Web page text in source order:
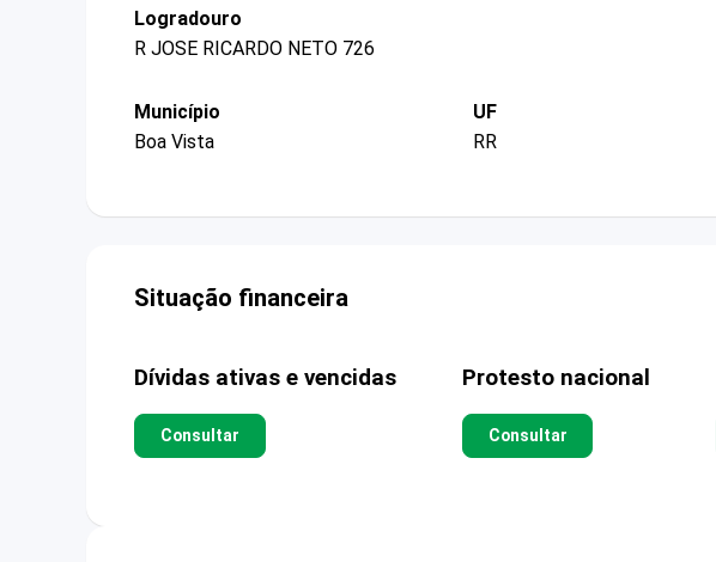
Logradouro
R JOSE RICARDO NETO 726
Município
Boa Vista
UF
RR
Situação financeira
Dívidas ativas e vencidas
Consultar
Protesto nacional
Consultar